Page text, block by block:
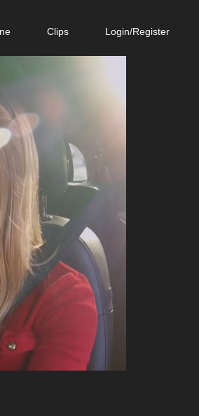
Clips Login/Register